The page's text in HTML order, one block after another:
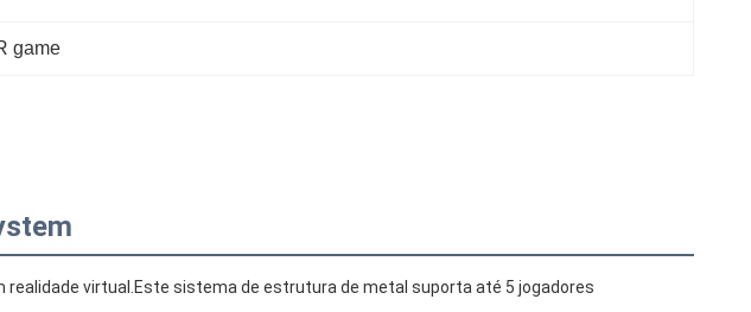
game
virtual.Este sistema de estrutura de metal suporta até 5 jogadores